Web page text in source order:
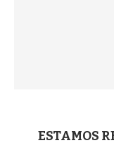
ESTAMOS